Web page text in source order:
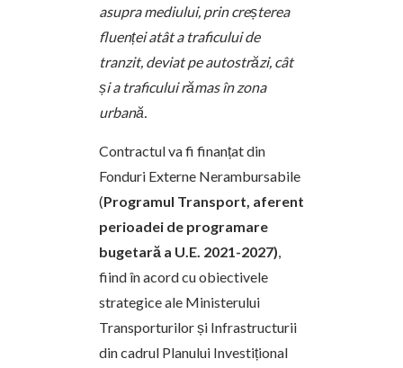
asupra mediului, prin creșterea
fluenței atât a traficului de
tranzit, deviat pe autostrăzi, cât
și a traficului rămas în zona
urbană.
Contractul va fi finanțat din
Fonduri Externe Nerambursabile
(Programul Transport, aferent
perioadei de programare
bugetară a U.E. 2021-2027),
fiind în acord cu obiectivele
strategice ale Ministerului
Transporturilor și Infrastructurii
din cadrul Planului Investițional